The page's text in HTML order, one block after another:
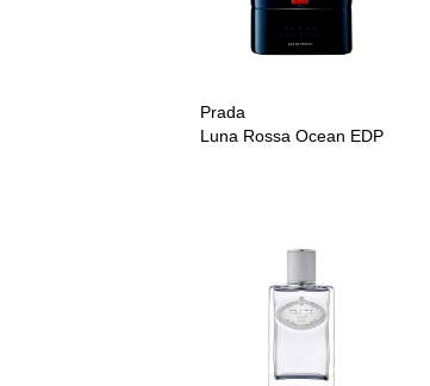
Prada
Luna Rossa Ocean EDP